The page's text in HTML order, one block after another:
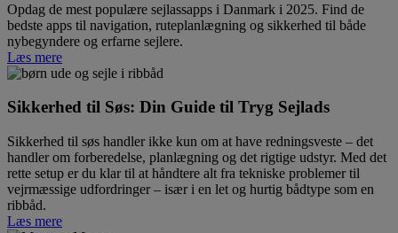
Opdag de mest populære sejlassapps i Danmark i 2025. Find de
bedste apps til navigation, ruteplanlægning og sikkerhed til både
nybegyndere og erfarne sejlere.
Læs mere
Sikkerhed til Søs: Din Guide til Tryg Sejlads
Sikkerhed til søs handler ikke kun om at have redningsveste – det
handler om forberedelse, planlægning og det rigtige udstyr. Med det
rette setup er du klar til at håndtere alt fra tekniske problemer til
vejrmæssige udfordringer – især i en let og hurtig bådtype som en
ribbåd.
Læs mere